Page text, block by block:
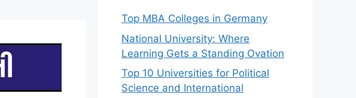
Top MBA Colleges in Germany
National University: Where
Learning Gets a Standing Ovation
Top 10 Universities for Political
Science and International